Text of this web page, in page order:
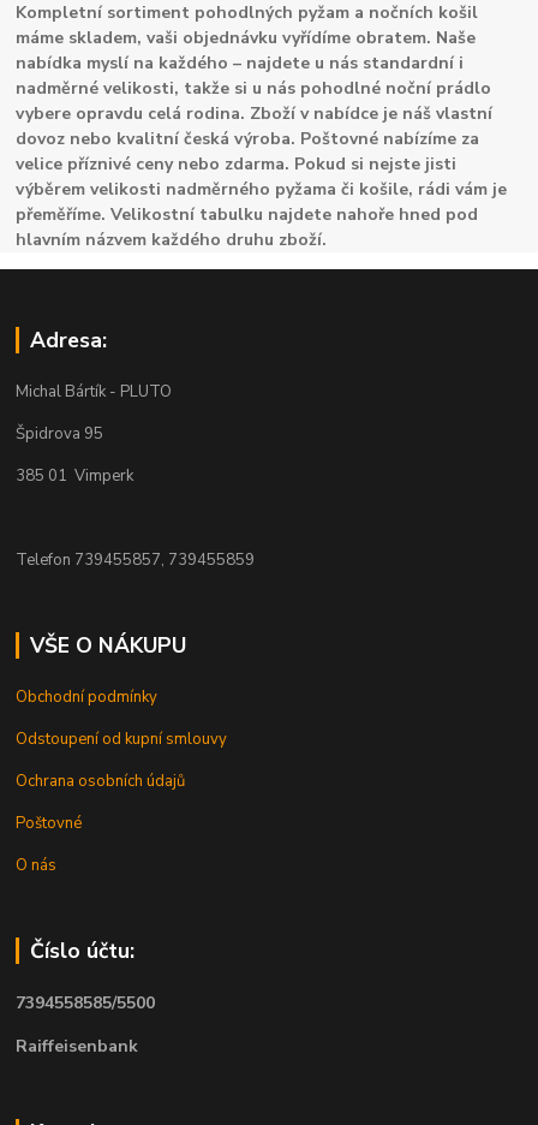
Kompletní sortiment pohodlných pyžam a nočních košil
máme skladem, vaši objednávku vyřídíme obratem. Naše
nabídka myslí na každého – najdete u nás standardní i
nadměrné velikosti, takže si u nás pohodlné noční prádlo
vybere opravdu celá rodina. Zboží v nabídce je náš vlastní
dovoz nebo kvalitní česká výroba. Poštovné nabízíme za
velice příznivé ceny nebo zdarma. Pokud si nejste jisti
výběrem velikosti nadměrného pyžama či košile, rádi vám je
přeměříme. Velikostní tabulku najdete nahoře hned pod
hlavním názvem každého druhu zboží.
Adresa:
Michal Bártík - PLUTO
Špidrova 95
385 01 Vimperk
Telefon 739455857, 739455859
VŠE O NÁKUPU
Obchodní podmínky
Odstoupení od kupní smlouvy
Ochrana osobních údajů
Poštovné
O nás
Číslo účtu:
7394558585/5500
Raiffeisenbank